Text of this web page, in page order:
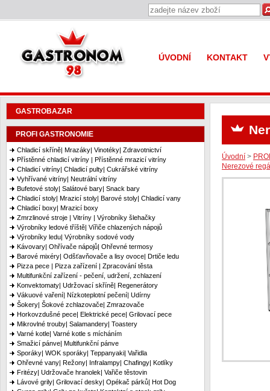
ÚVODNÍ KONTAKT
GASTROBAZAR
PROFI GASTRONOMIE
Chladicí skříně| Mrazáky| Vinotéky| Zdravotnictví
Přístěnné chladicí vitríny | Přístěnné mrazicí vitríny
Chladicí vitríny| Chladicí pulty| Cukrářské vitríny
Vyhřívané vitríny| Neutrální vitríny
Bufetové stoly| Salátové bary| Snack bary
Chladicí stoly| Mrazicí stoly| Barové stoly| Chladicí vany
Chladicí boxy| Mrazicí boxy
Zmrzlinové stroje | Vitríny | Výrobníky šlehačky
Výrobníky ledové tříště| Vířiče chlazených nápojů
Výrobníky ledu| Výrobníky sodové vody
Kávovary| Ohřívače nápojů| Ohřevné termosy
Barové mixéry| Odšťavňovače a lisy ovoce| Drtiče ledu
Pizza pece | Pizza zařízení | Zpracování těsta
Multifunkční zařízení - pečení, udržení, zchlazení
Konvektomaty| Udržovací skříně| Regenerátory
Vákuové vaření| Nízkoteplotní pečení| Udírny
Šokery| Šokové zchlazovače| Zmrazovače
Horkovzdušné pece| Elektrické pece| Grilovací pece
Mikrovlné trouby| Salamandery| Toastery
Varné kotle| Varné kotle s mícháním
Smažicí pánve| Multifunkční pánve
Sporáky| WOK sporáky| Teppanyaki| Vařidla
Ohřevné vany| Režony| Infralampy| Chafingy| Kotlíky
Fritézy| Udržovače hranolek| Vařiče těstovin
Lávové grily| Grilovací desky| Opékač párků| Hot Dog
Úvodní >
Nerezové